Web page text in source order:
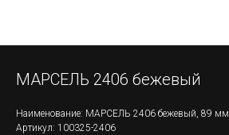
МАРСЕЛЬ 2406 бежевый
Наименование: МАРСЕЛЬ 2406 бежевый, 89 мм
Артикул: 100325-2406